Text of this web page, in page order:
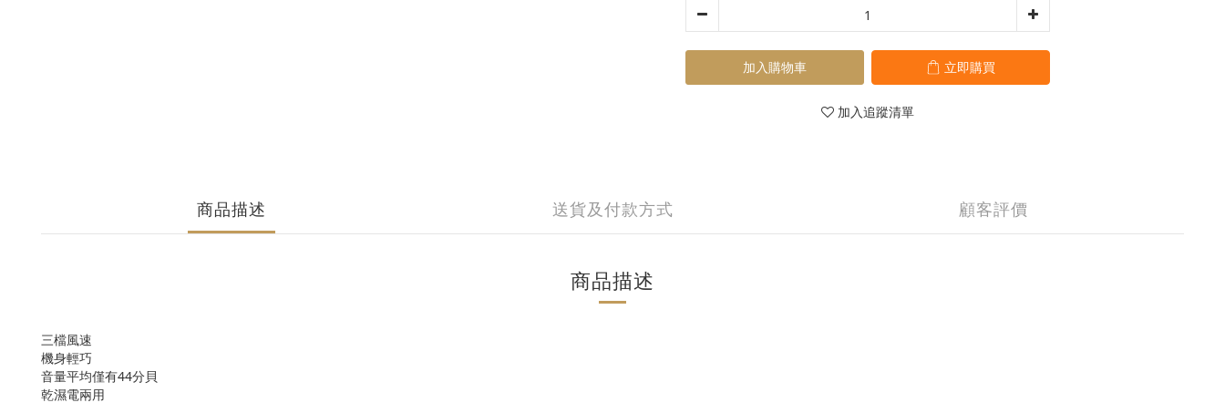
加入購物車 立即購買
加入追蹤清單
商品描述 送貨及付款方式 顧客評價
商品描述
三檔風速
機身輕巧
音量平均僅有44分貝
乾濕電兩用